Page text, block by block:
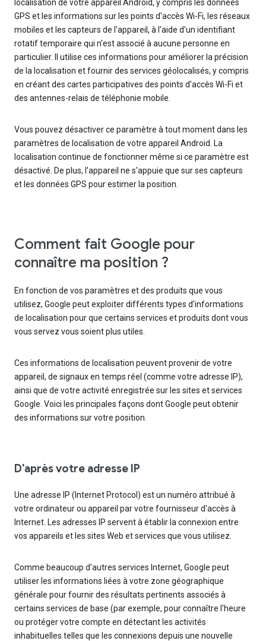
localisation de votre appareil Android, y compris les données
GPS et les informations sur les points d'accès Wi-Fi, les réseaux
mobiles et les capteurs de l'appareil, à l'aide d'un identifiant
rotatif temporaire qui n'est associé à aucune personne en
particulier. Il utilise ces informations pour améliorer la précision
de la localisation et fournir des services géolocalisés, y compris
en créant des cartes participatives des points d'accès Wi-Fi et
des antennes-relais de téléphonie mobile.
Vous pouvez désactiver ce paramètre à tout moment dans les
paramètres de localisation de votre appareil Android. La
localisation continue de fonctionner même si ce paramètre est
désactivé. De plus, l'appareil ne s'appuie que sur ses capteurs
et les données GPS pour estimer la position.
Comment fait Google pour
connaître ma position ?
En fonction de vos paramètres et des produits que vous
utilisez, Google peut exploiter différents types d'informations
de localisation pour que certains services et produits dont vous
vous servez vous soient plus utiles.
Ces informations de localisation peuvent provenir de votre
appareil, de signaux en temps réel (comme votre adresse IP),
ainsi que de votre activité enregistrée sur les sites et services
Google. Voici les principales façons dont Google peut obtenir
des informations sur votre position.
D'après votre adresse IP
Une adresse IP (Internet Protocol) est un numéro attribué à
votre ordinateur ou appareil par votre fournisseur d'accès à
Internet. Les adresses IP servent à établir la connexion entre
vos appareils et les sites Web et services que vous utilisez.
Comme beaucoup d'autres services Internet, Google peut
utiliser les informations liées à votre zone géographique
générale pour fournir des résultats pertinents associés à
certains services de base (par exemple, pour connaître l'heure
ou protéger votre compte en détectant les activités
inhabituelles telles que les connexions depuis une nouvelle